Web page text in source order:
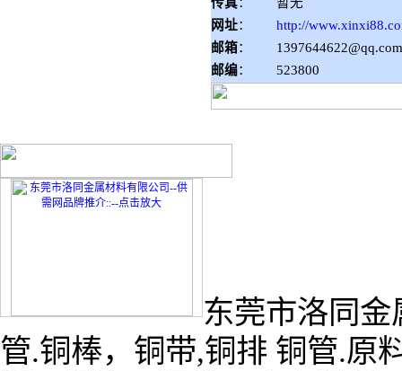
网址：
http://
邮箱：
1397644622@qq.com
邮编： 523800
东莞市洛同
管.铜棒，铜带,铜排 铜管.原